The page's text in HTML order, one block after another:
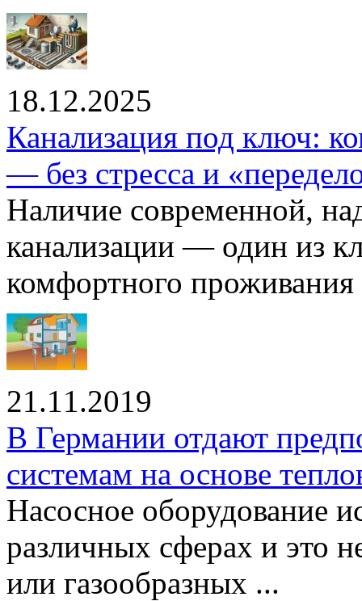
18.12.2025
Канализация под ключ:
— без стресса и
Наличие современной,
канализации — один из
комфортного проживания
21.11.2019
В Германии отдают
системам на основе
Насосное оборудование
различных сферах и это
или газообразных ...